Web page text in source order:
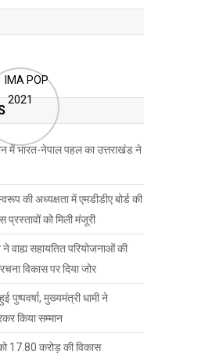
में भारत-नेपाल पहल का उत्तराखंड ने
की अध्यक्षता में एमडीडीए बोर्ड की
को मिली मंजूरी
वाह्य सहायतित परियोजनाओं की
विकास पर दिया जोर
पुष्पवर्षा, मुख्यमंत्री धामी ने
किया सम्मान
17.80 करोड़ की विकास